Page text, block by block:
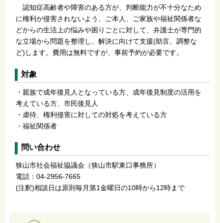
認知症高齢者や障害のある方が、判断能力が不十分なため
に権利が侵害されないよう、ご本人、ご家族や福祉関係者な
どからの生活上の悩みや困りごとに対して、弁護士が専門的
な立場から問題を整理し、解決に向けて支援(助言、調整な
ど)します。費用は無料ですが、事前予約が必要です。
対象
・親族で成年後見人となっている方、成年後見制度の活用を
考えている方、市民後見人
・虐待、権利侵害に対しての対処を考えている方
・福祉関係者
問い合わせ
狭山市社会福祉協議会（狭山市駅東口事務所）
電話：04-2956-7665
(注釈)相談日は原則毎月第1金曜日の10時から12時まで